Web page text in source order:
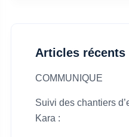
Articles récents
COMMUNIQUE
Suivi des chantiers
Kara :